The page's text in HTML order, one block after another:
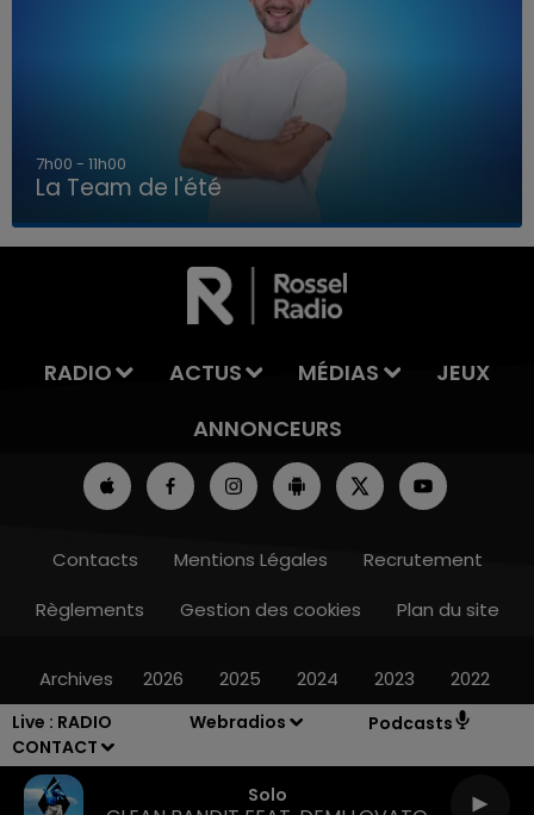
Live : RADIO
CONTACT
Webradios Podcasts
Solo
LA TEAM DE L'ÉTÉ
7h00 - 11h00
La Team de l'été
RADIO ACTUS MÉDIAS
JEUX
ANNONCEURS
Contacts Mentions Légales
Recrutement
Règlements
Gestion des cookies Plan du site
Archives 2026 2025 2024 2023 2022